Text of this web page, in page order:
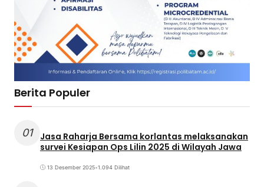
Berita Populer
01
Jasa Raharja Bersama korlantas melaksanakan
survei Kesiapan Ops Lilin 2025 di Wilayah Jawa
13 Desember 2025•1.094 Dilihat